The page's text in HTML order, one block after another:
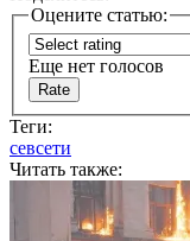
Оцените статью:
Еще нет голосов
Теги:
севсети
Читать также: